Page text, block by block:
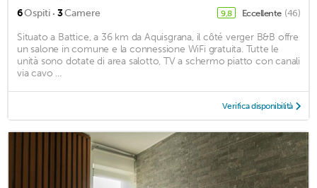
6Ospiti · 3Camere 9,8 Eccellente (46)
Situato a Battice, a 36 km da Aquisgrana, il côté verger B&B offre
un salone in comune e la connessione WiFi gratuita. Tutte le
unità sono dotate di area salotto, TV a schermo piatto con canali
via cavo ...
Verifica disponibilità